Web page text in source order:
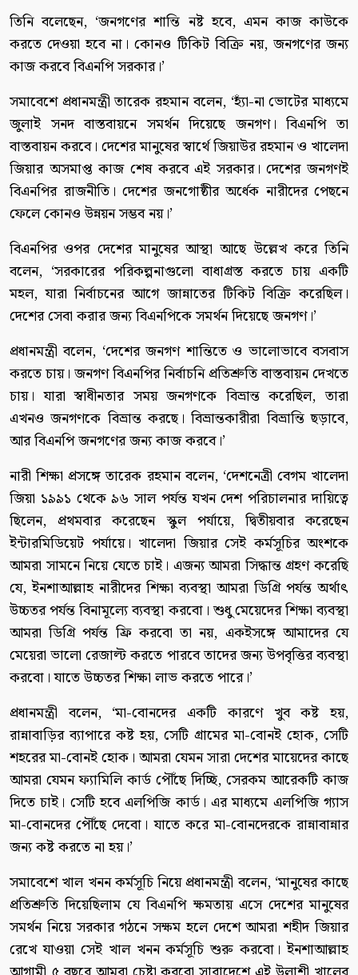
তিনি বলেছেন, ‘জনগণের শান্তি নষ্ট হবে, এমন কাজ কাউকে
করতে দেওয়া হবে না। কোনও টিকিট বিক্রি নয়, জনগণের জন্য
কাজ করবে বিএনপি সরকার।’
সমাবেশে প্রধানমন্ত্রী তারেক রহমান বলেন, ‘হ্যাঁ-না ভোটের মাধ্যমে
জুলাই সনদ বাস্তবায়নে সমর্থন দিয়েছে জনগণ। বিএনপি তা
বাস্তবায়ন করবে। দেশের মানুষের স্বার্থে জিয়াউর রহমান ও খালেদা
জিয়ার অসমাপ্ত কাজ শেষ করবে এই সরকার। দেশের জনগণই
বিএনপির রাজনীতি। দেশের জনগোষ্ঠীর অর্ধেক নারীদের পেছনে
ফেলে কোনও উন্নয়ন সম্ভব নয়।’
বিএনপির ওপর দেশের মানুষের আস্থা আছে উল্লেখ করে তিনি
বলেন, ‘সরকারের পরিকল্পনাগুলো বাধাগ্রস্ত করতে চায় একটি
মহল, যারা নির্বাচনের আগে জান্নাতের টিকিট বিক্রি করেছিল।
দেশের সেবা করার জন্য বিএনপিকে সমর্থন দিয়েছে জনগণ।’
প্রধানমন্ত্রী বলেন, ‘দেশের জনগণ শান্তিতে ও ভালোভাবে বসবাস
করতে চায়। জনগণ বিএনপির নির্বাচনি প্রতিশ্রুতি বাস্তবায়ন দেখতে
চায়। যারা স্বাধীনতার সময় জনগণকে বিভ্রান্ত করেছিল, তারা
এখনও জনগণকে বিভ্রান্ত করছে। বিভ্রান্তকারীরা বিভ্রান্তি ছড়াবে,
আর বিএনপি জনগণের জন্য কাজ করবে।’
নারী শিক্ষা প্রসঙ্গে তারেক রহমান বলেন, ‘দেশনেত্রী বেগম খালেদা
জিয়া ১৯৯১ থেকে ৯৬ সাল পর্যন্ত যখন দেশ পরিচালনার দায়িত্বে
ছিলেন, প্রথমবার করেছেন স্কুল পর্যায়ে, দ্বিতীয়বার করেছেন
ইন্টারমিডিয়েট পর্যায়ে। খালেদা জিয়ার সেই কর্মসূচির অংশকে
আমরা সামনে নিয়ে যেতে চাই। এজন্য আমরা সিদ্ধান্ত গ্রহণ করেছি
যে, ইনশাআল্লাহ নারীদের শিক্ষা ব্যবস্থা আমরা ডিগ্রি পর্যন্ত অর্থাৎ
উচ্চতর পর্যন্ত বিনামূল্যে ব্যবস্থা করবো। শুধু মেয়েদের শিক্ষা ব্যবস্থা
আমরা ডিগ্রি পর্যন্ত ফ্রি করবো তা নয়, একইসঙ্গে আমাদের যে
মেয়েরা ভালো রেজাল্ট করতে পারবে তাদের জন্য উপবৃত্তির ব্যবস্থা
করবো। যাতে উচ্চতর শিক্ষা লাভ করতে পারে।’
প্রধানমন্ত্রী বলেন, ‘মা-বোনদের একটি কারণে খুব কষ্ট হয়,
রান্নাবাড়ির ব্যাপারে কষ্ট হয়, সেটি গ্রামের মা-বোনই হোক, সেটি
শহরের মা-বোনই হোক। আমরা যেমন সারা দেশের মায়েদের কাছে
আমরা যেমন ফ্যামিলি কার্ড পৌঁছে দিচ্ছি, সেরকম আরেকটি কাজ
দিতে চাই। সেটি হবে এলপিজি কার্ড। এর মাধ্যমে এলপিজি গ্যাস
মা-বোনদের পৌঁছে দেবো। যাতে করে মা-বোনদেরকে রান্নাবান্নার
জন্য কষ্ট করতে না হয়।’
সমাবেশে খাল খনন কর্মসূচি নিয়ে প্রধানমন্ত্রী বলেন, ‘মানুষের কাছে
প্রতিশ্রুতি দিয়েছিলাম যে বিএনপি ক্ষমতায় এসে দেশের মানুষের
সমর্থন নিয়ে সরকার গঠনে সক্ষম হলে দেশে আমরা শহীদ জিয়ার
রেখে যাওয়া সেই খাল খনন কর্মসূচি শুরু করবো। ইনশাআল্লাহ